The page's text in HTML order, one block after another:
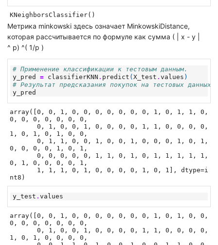
KNeighborsClassifier()
Метрика minkowski здесь означает MinkowskiDistance,
которая рассчитывается по формуле как сумма ( | x - y |
^ p) ^( 1/p )
# Применение классификации к тестовым данным.
y_pred
= classifierKNN . predict (X_test .values )
# Результат предсказания покупок на тестовых данных.
y_pred
array([0, 0, 1, 0, 0, 0, 0, 0, 0, 0, 1, 0, 1, 1, 0,
0, 0, 0, 0, 0, 0, 0,
1, 0, 1, 0, 1, 0, 0,
0, 0, 0, 0, 1, 0, 1,
0, 1, 0, 0, 0, 0, 1,
nt8)
y_test .values
array([0, 0, 1, 0, 0, 0, 0, 0, 0, 0, 1, 0, 1, 0, 0,
0, 0, 0, 0, 0, 0, 0,
1, 0, 1, 0, 0, 0, 0,